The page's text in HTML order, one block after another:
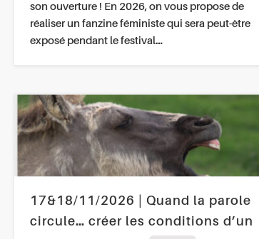
son ouverture ! En 2026, on vous propose de
réaliser un fanzine féministe qui sera peut-être
exposé pendant le festival…
17&18/11/2026 | Quand la parole
circule… créer les conditions d’un